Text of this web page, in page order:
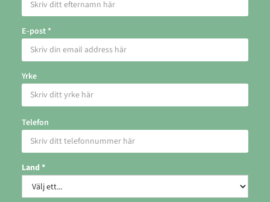
E-post *
Yrke
Telefon
Land *